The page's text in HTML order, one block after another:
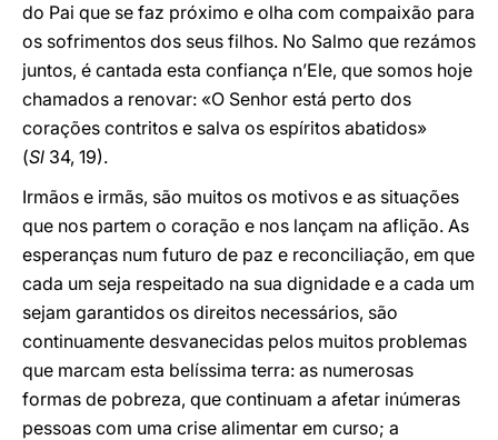
do Pai que se faz próximo e olha com compaixão para
os sofrimentos dos seus filhos. No Salmo que rezámos
juntos, é cantada esta confiança n’Ele, que somos hoje
chamados a renovar: «O Senhor está perto dos
corações contritos e salva os espíritos abatidos»
(Sl 34, 19).
Irmãos e irmãs, são muitos os motivos e as situações
que nos partem o coração e nos lançam na aflição. As
esperanças num futuro de paz e reconciliação, em que
cada um seja respeitado na sua dignidade e a cada um
sejam garantidos os direitos necessários, são
continuamente desvanecidas pelos muitos problemas
que marcam esta belíssima terra: as numerosas
formas de pobreza, que continuam a afetar inúmeras
pessoas com uma crise alimentar em curso; a